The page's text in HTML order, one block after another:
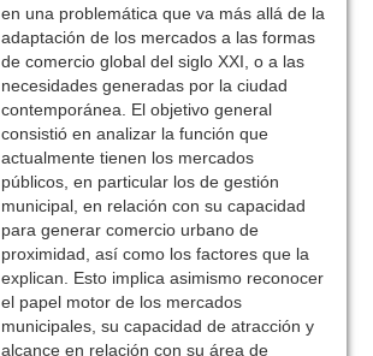
en una problemática que va más allá de la
adaptación de los mercados a las formas
de comercio global del siglo XXI, o a las
necesidades generadas por la ciudad
contemporánea. El objetivo general
consistió en analizar la función que
actualmente tienen los mercados
públicos, en particular los de gestión
municipal, en relación con su capacidad
para generar comercio urbano de
proximidad, así como los factores que la
explican. Esto implica asimismo reconocer
el papel motor de los mercados
municipales, su capacidad de atracción y
alcance en relación con su área de